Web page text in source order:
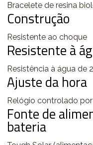
Bracelete de resina
Construção
Resistente ao choque
Resistente à
Resistência à água de
Ajuste da hora
Relógio controlado
Fonte de
bateria